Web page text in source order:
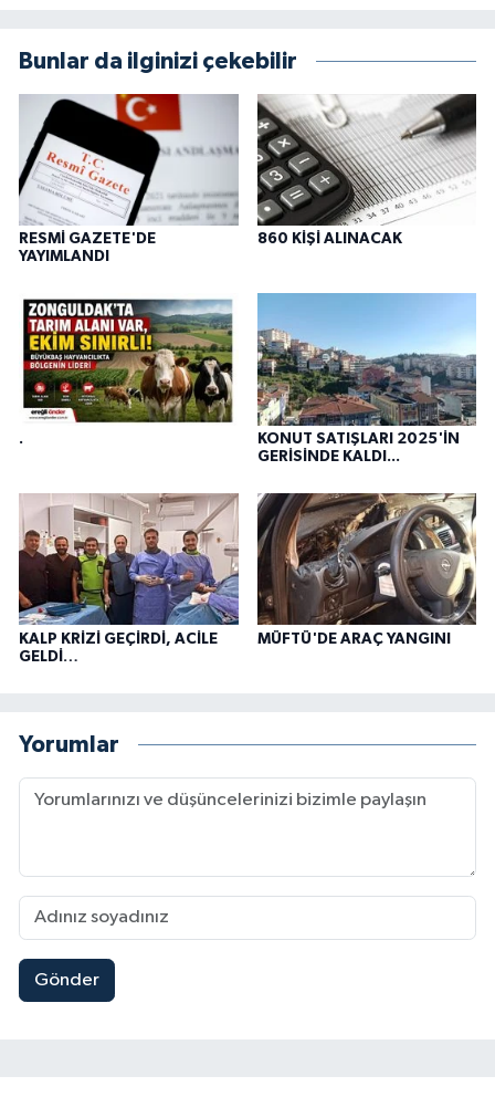
Bunlar da ilginizi çekebilir
RESMİ GAZETE'DE
YAYIMLANDI
860 KİŞİ ALINACAK
.
KONUT SATIŞLARI 2025'İN
GERİSİNDE KALDI...
KALP KRİZİ GEÇİRDİ, ACİLE
GELDİ…
MÜFTÜ'DE ARAÇ YANGINI
Yorumlar
Gönder